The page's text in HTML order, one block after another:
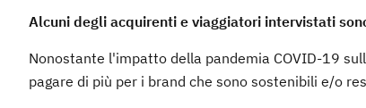
Alcuni degli acquirenti e viaggiatori intervistati
Nonostante l'impatto della pandemia COVID-19
pagare di più per i brand che sono sostenibili e/o